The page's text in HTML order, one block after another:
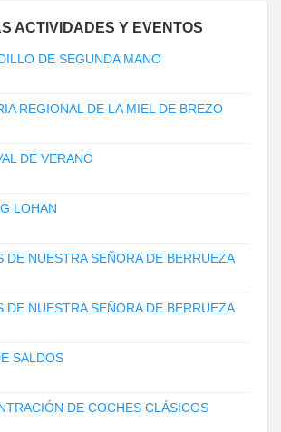
ACTIVIDADES Y EVENTOS
DE SEGUNDA MANO
REGIONAL DE LA MIEL DE BREZO
DE VERANO
LOHAN
DE NUESTRA SEÑORA DE BERRUEZA
DE NUESTRA SEÑORA DE BERRUEZA
SALDOS
DE COCHES CLÁSICOS